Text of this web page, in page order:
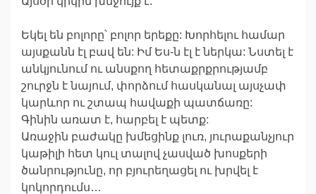
Եկել են բոլորը՝ բոլոր երեքը: Խորհելու համար
այսքանն էլ բավ են: Իմ Ես-ն էլ է ներկա: Նստել է
անկյունում ու անսքող հետաքրքրությամբ
շուրջն է նայում, փորձում հասկանալ այսչափ
կարևոր ու շտապ հավաքի պատճառը:
Գինին առատ է, հարբել է պետք:
Առաջին բաժակը խմեցինք լուռ, յուրաքանչյուր
կաթիլի հետ կուլ տալով չասված խոսքերի
ծանրությունը, որ բյուրեղացել ու խրվել է
կոկորդումս…